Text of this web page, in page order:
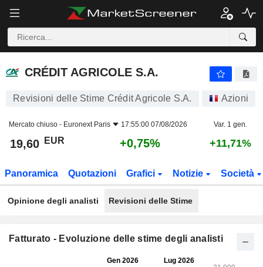
CRÉDIT AGRICOLE S.A.
CRÉDIT AGRICOLE S.A.
Revisioni delle Stime Crédit Agricole S.A. Azioni
Mercato chiuso - Euronext Paris 17:55:00 07/08/2026 Var. 1 gen.
19,60 EUR +0,75% +11,71%
Panoramica Quotazioni Grafici Notizie Società
Opinione degli analisti Revisioni delle Stime
Fatturato - Evoluzione delle stime degli analisti